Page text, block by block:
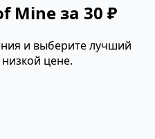
Mine за 30 ₽
и выберите лучший
цене.